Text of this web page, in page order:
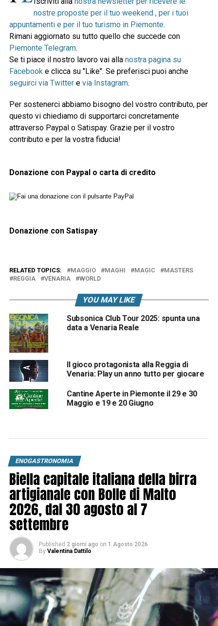
nostre proposte per il tuo weekend , per i tuoi
appuntamenti e per il tuo turismo in Piemonte.
Rimani aggiornato su tutto quello che succede con
Piemonte Telegram.
Se ti piace il nostro lavoro vai alla nostra pagina su
Facebooke clicca su "Like". Se preferisci puoi anche
seguirci via Twittere via Instagram.
Per sostenerci abbiamo bisogno del vostro contributo, per
questo vi chiediamo di supportarci concretamente
attraverso Paypal o Satispay. Grazie per il vostro
contributo e per la vostra fiducia!
Donazione con Paypal o carta di credito
Donazione con Satispay
RELATED TOPICS: MAGGIO MAGHI MAGIC
MASTERS
REGGIA
VENARIA WORLD
YOU MAY LIKE
Subsonica Club Tour 2025: spunta una
data a Venaria Reale
Il gioco protagonista alla Reggia di
Venaria: Play un anno tutto per giocare
Cantine Aperte in Piemonte il 29 e 30
Maggio e 19 e 20 Giugno
ENOGASTRONOMIA
Biella capitale italiana della birra
artigianale con Bolle di Malto
2026, dal 30 agosto al 7
settembre
Published 2 giorni ago on 1 Agosto 2026
By Valentina Dattilo